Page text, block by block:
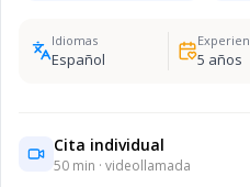
Idiomas
Español 5 años
Cita individual
50 min · videollamada